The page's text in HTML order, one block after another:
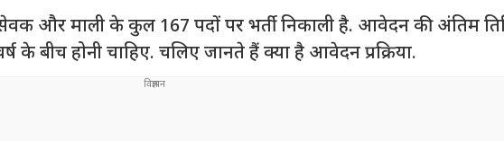
और माली के कुल 167 पदों पर भर्ती निकाली है. आवेदन की अंतिम
के बीच होनी चाहिए. चलिए जानते हैं क्या है आवेदन प्रक्रिया.